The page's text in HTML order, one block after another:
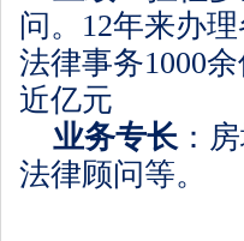
问。 12年来办
法律事务1000
近亿元
业务专长：
法律顾问等。